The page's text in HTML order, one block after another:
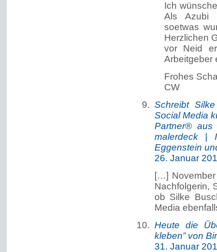
Ich
Als Azubi
soetwas
Herzlichen
vor Neid
Arbeitgeber
Frohes
CW
Schreibt
Social Media
Partner® aus
malerdeck |
Eggenstein
26. Januar
[…]
Nachfolgerin,
ob Silke
Media
Heute die
kleben” von
31. Januar